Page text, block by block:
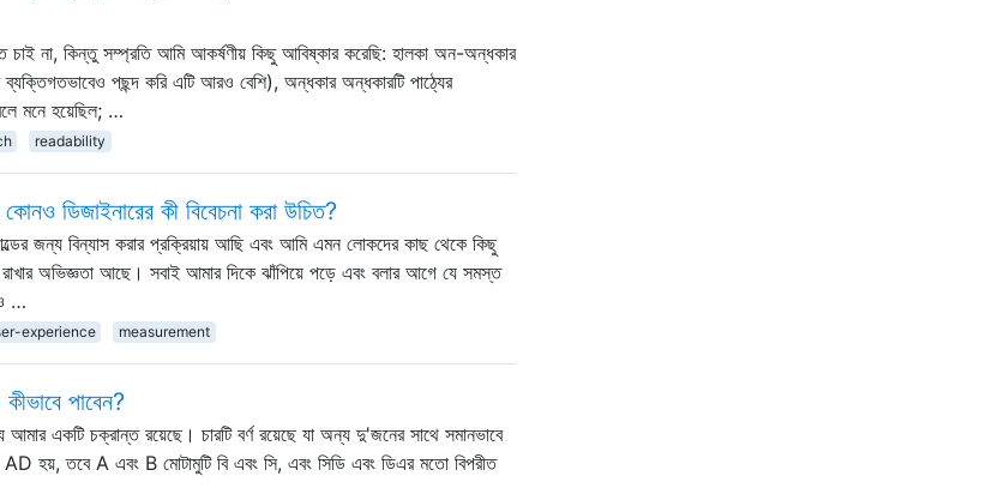
না, কিন্তু সম্প্রতি আমি আকর্ষণীয় কিছু আবিষ্কার করেছি: হালকা অন-অন্ধকার
পছন্দ করি এটি আরও বেশি), অন্ধকার অন্ধকারটি পাঠ্যের
মনে হয়েছিল; …
readability
ডিজাইনারের কী বিবেচনা করা উচিত?
জন্য বিন্যাস করার প্রক্রিয়ায় আছি এবং আমি এমন লোকদের কাছ থেকে কিছু
অভিজ্ঞতা আছে। সবাই আমার দিকে ঝাঁপিয়ে পড়ে এবং বলার আগে যে সমস্ত
…
experience measurement
পাবেন?
আমার একটি চক্রান্ত রয়েছে। চারটি বর্ণ রয়েছে যা অন্য দু'জনের সাথে সমানভাবে
হয়, তবে A এবং B মোটামুটি বি এবং সি, এবং সিডি এবং ডিএর মতো বিপরীত